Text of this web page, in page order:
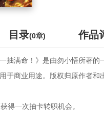
目录(0章) 作品
一抽满命！》是由勿小悟所著
于商业用途。版权归原作者和
得一次抽卡转职机会。